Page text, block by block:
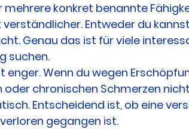
mehrere konkret benannte
Entweder du
Genau das ist für viele
suchen.
enger. Wenn du wegen
oder chronischen Schmerzen
Entscheidend ist, ob eine
gegangen ist.